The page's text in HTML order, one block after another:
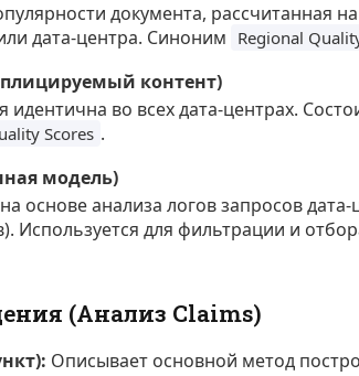
документа, рассчитанная
дата-центра. Синоним
Regional
контент)
идентична во всех дата-центрах.
Scores .
модель)
основе анализа логов запросов
Используется для фильтрации и
(Анализ Claims)
Описывает основной метод